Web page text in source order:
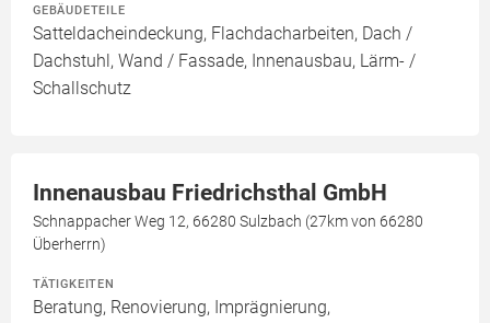
GEBÄUDETEILE
Satteldacheindeckung, Flachdacharbeiten, Dach /
Dachstuhl, Wand / Fassade, Innenausbau, Lärm- /
Schallschutz
Innenausbau Friedrichsthal GmbH
Schnappacher Weg 12, 66280 Sulzbach (27km von 66280
Überherrn)
TÄTIGKEITEN
Beratung, Renovierung, Imprägnierung,